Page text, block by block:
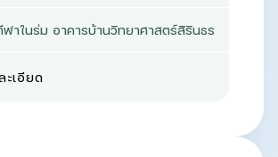
าในร่ม อาคารบ้านวิทยาศาสตร์สิรินธร
ะเอียด